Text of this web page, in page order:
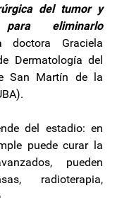
del tumor y
eliminarlo
Graciela
Dermatología del
San Martín de la
del estadio: en
puede curar la
pueden
radioterapia,